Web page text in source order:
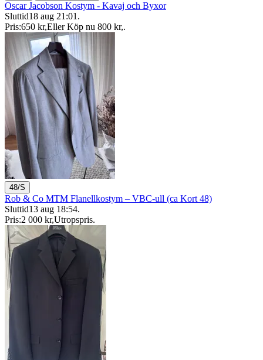
Oscar Jacobson Kostym - Kavaj och Byxor
Sluttid18 aug 21:01 .
Pris:650 kr,Eller Köp nu 800 kr,.
48/S
Rob & Co MTM Flanellkostym – VBC-ull (ca Kort 48)
Sluttid13 aug 18:54.
Pris:2 000 kr,Utropspris.